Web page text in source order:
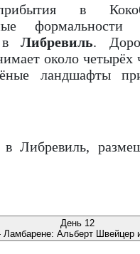
в
вЛибревиль.
около четырёх
ландшафты
Либревиль,
День 12
Альберт Швейцер